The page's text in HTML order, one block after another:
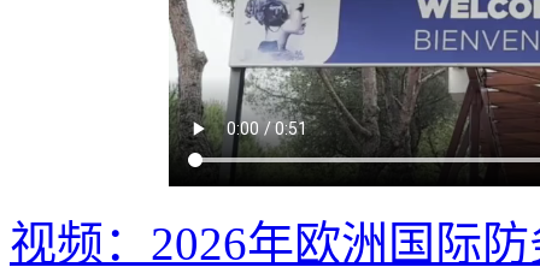
视频：2026年欧洲国际